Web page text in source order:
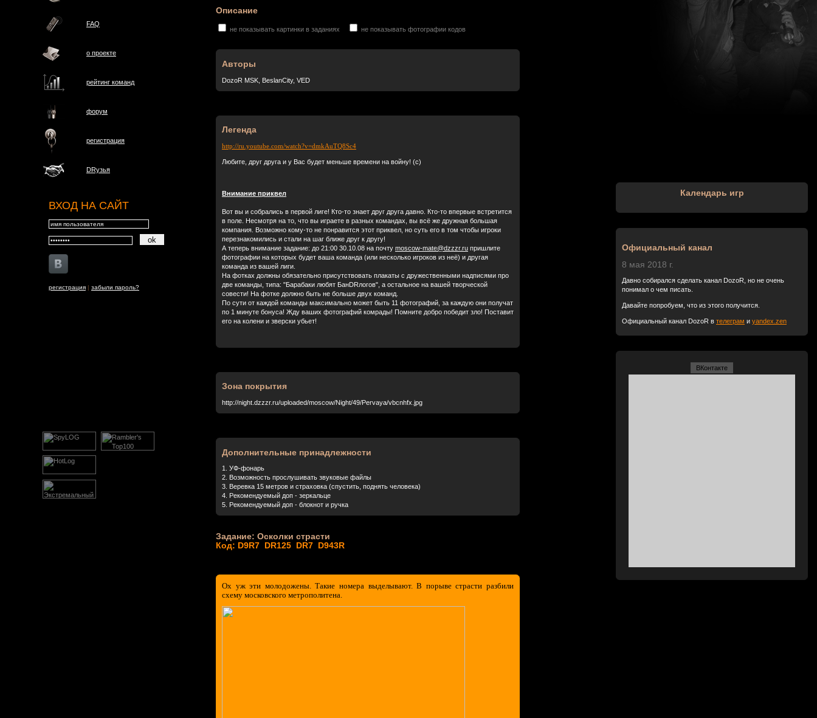
FAQ
о проектe
рейтинг команд
форум
регистрация
DRузья
ВХОД НА САЙТ
регистрация | забыли пароль?
Описание
не показывать картинки в заданиях не показывать фотографии кодов
Авторы
DozoR MSK, BeslanCity, VED
Легенда
http://ru.youtube.com/watch?v=dmkAuTQ8Sc4
Любите, друг друга и у Вас будет меньше времени на войну! (с)
Внимание приквел
Вот вы и собрались в первой лиге! Кто-то знает друг друга давно. Кто-то впервые встретится
в поле. Несмотря на то, что вы играете в разных командах, вы всё же дружная большая
компания. Возможно кому-то не понравится этот приквел, но суть его в том чтобы игроки
перезнакомились и стали на шаг ближе друг к другу!
А теперь внимание задание: до 21:00 30.10.08 на почту mosсow-mate@dzzzr.ru пришлите
фотографии на которых будет ваша команда (или несколько игроков из неё) и другая
команда из вашей лиги.
На фотках должны обязательно присутствовать плакаты с дружественными надписями про
две команды, типа: "Барабаки любят БанDRлогов", а остальное на вашей творческой
совести! На фотке должно быть не больше двух команд.
По сути от каждой команды максимально может быть 11 фотографий, за каждую они получат
по 1 минуте бонуса! Жду ваших фотографий комрады! Помните добро победит зло! Поставит
его на колени и зверски убьет!
Зона покрытия
http://night.dzzzr.ru/uploaded/moscow/Night/49/Pervaya/vbcnhfx.jpg
Дополнительные принадлежности
1. УФ-фонарь
2. Возможность прослушивать звуковые файлы
3. Веревка 15 метров и страховка (спустить, поднять человека)
4. Рекомендуемый доп - зеркальце
5. Рекомендуемый доп - блокнот и ручка
Задание: Осколки страсти
Код: D9R7 DR125 DR7 D943R
Ох уж эти молодожены. Такие номера выделывают. В порыве страсти разбили
схему московского метрополитена.
Календарь игр
Официальный канал
8 мая 2018 г.
Давно собирался сделать канал DozoR, но не очень
понимал о чем писать.
Давайте попробуем, что из этого получится.
Официальный канал DozoR в телеграм и yandex.zen
ВКонтакте